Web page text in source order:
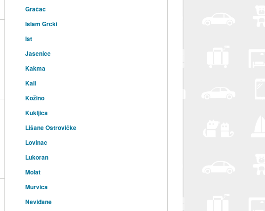
Gračac
Islam Grčki
Ist
Jasenice
Kakma
Kali
Kožino
Kukljica
Lišane Ostrovičke
Lovinac
Lukoran
Molat
Murvica
Neviđane